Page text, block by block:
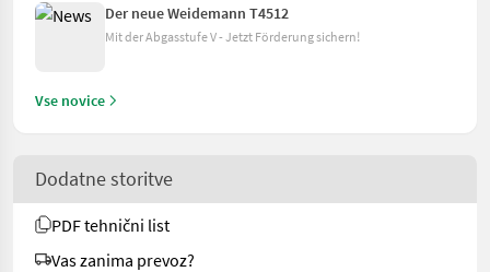
Der neue Weidemann T4512
Mit der Abgasstufe V - Jetzt Förderung sichern!
Vse novice
Dodatne storitve
PDF tehnični list
Vas zanima prevoz?